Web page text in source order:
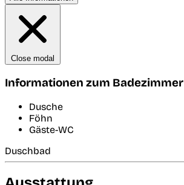
Close modal
Informationen zum Badezimmer
Dusche
Föhn
Gäste-WC
Duschbad